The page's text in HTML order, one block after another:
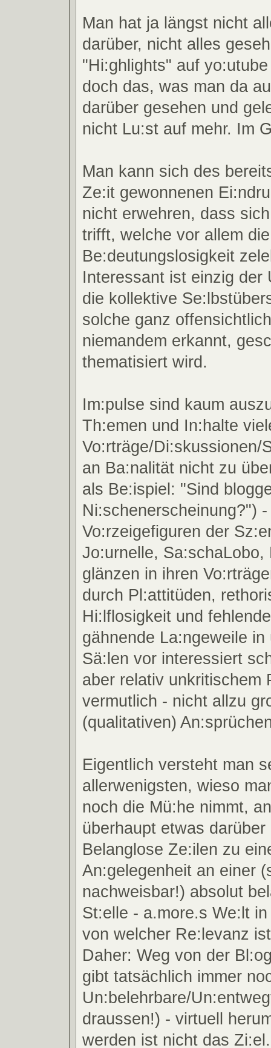
Man hat ja längst nicht
darüber, nicht alles
"Hi:ghlights" auf
doch das, was man da
darüber gesehen und
nicht Lu:st auf mehr. Im
Man kann sich des
Ze:it gewonnenen
nicht erwehren, dass
trifft, welche vor allem
Be:deutungslosigkeit
Interessant ist einzig der
die kollektive
solche ganz
niemandem erkannt,
thematisiert wird.
Im:pulse sind kaum
Th:emen und In:halte
Vo:rträge/Di:skussionen/
an Ba:nalität nicht zu
als Be:ispiel: "Sind
Ni:schenerscheinung?")
Vo:rzeigefiguren der
Jo:urnelle, Sa:schaLobo,
glänzen in ihren
durch Pl:attitüden,
Hi:lflosigkeit und
gähnende La:ngeweile in
Sä:len vor interessiert
aber relativ unkritischem
vermutlich - nicht allzu
(qualitativen)
Eigentlich versteht man
allerwenigsten, wieso
noch die Mü:he nimmt,
überhaupt etwas
Belanglose Ze:ilen zu
An:gelegenheit an einer
nachweisbar!) absolut
St:elle - a.more.s We:lt
von welcher Re:levanz
Daher: Weg von der
gibt tatsächlich immer
Un:belehrbare/
draussen!) - virtuell
werden ist nicht das